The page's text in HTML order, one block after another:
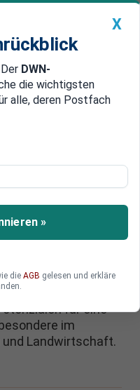
Geldanlage Premium
China
in
die Bereitschaft
Energie zu
für eine
im
und Landwirtschaft.
X
DWN-
die wichtigsten
alle, deren Postfach
»
die AGB gelesen und erkläre